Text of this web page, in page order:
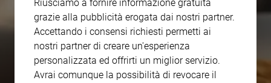
Riusciamo a fornire informazione gratuita
grazie alla pubblicità erogata dai nostri partner.
Accettando i consensi richiesti permetti ai
nostri partner di creare un'esperienza
personalizzata ed offrirti un miglior servizio.
Avrai comunque la possibilità di revocare il